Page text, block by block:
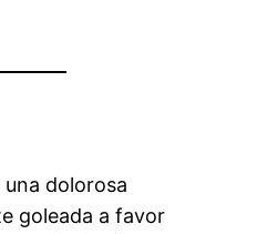
dolorosa
goleada a favor